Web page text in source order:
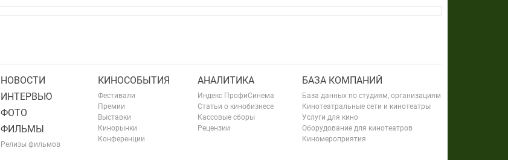
НОВОСТИ
ИНТЕРВЬЮ
ФОТО
ФИЛЬМЫ
Релизы фильмов
КИНОСОБЫТИЯ
Фестивали
Премии
Выставки
Кинорынки
Конференции
АНАЛИТИКА
Индекс ПрофиСинема
Статьи о кинобизнесе
Кассовые сборы
Рецензии
БАЗА КОМПАНИЙ
База данных по студиям, организациям
Кинотеатральные сети и кинотеатры
Услуги для кино
Оборудование для кинотеатров
Киномероприятия